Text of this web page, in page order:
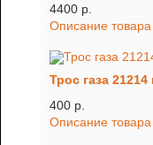
4400 p.
Описание товара
Трос газа
400 p.
Описание товара